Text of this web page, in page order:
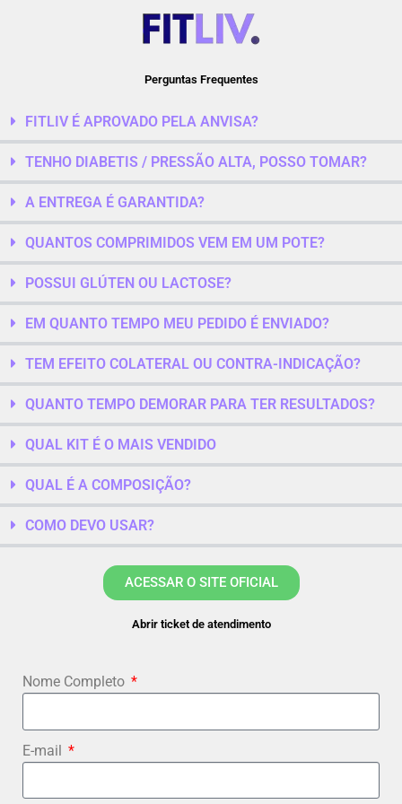
Perguntas Frequentes
FITLIV É APROVADO PELA ANVISA?
TENHO DIABETIS / PRESSÃO ALTA, POSSO TOMAR?
A ENTREGA É GARANTIDA?
QUANTOS COMPRIMIDOS VEM EM UM POTE?
POSSUI GLÚTEN OU LACTOSE?
EM QUANTO TEMPO MEU PEDIDO É ENVIADO?
TEM EFEITO COLATERAL OU CONTRA-INDICAÇÃO?
QUANTO TEMPO DEMORAR PARA TER RESULTADOS?
QUAL KIT É O MAIS VENDIDO
QUAL É A COMPOSIÇÃO?
COMO DEVO USAR?
ACESSAR O SITE OFICIAL
Abrir ticket de atendimento
Nome Completo
E-mail